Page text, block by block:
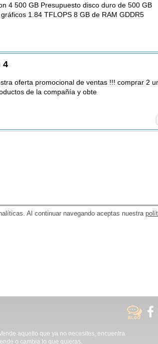
4 500 GB Presupuesto disco duro de 500 GB
1.84 TFLOPS 8 GB de RAM GDDR5
4
oferta promocional de ventas !!! comprar 2
de la compañía y obte
aquello que ya no necesites, encuentra
o cambia lo que quieras.
Al continuar navegando aceptas nuestra